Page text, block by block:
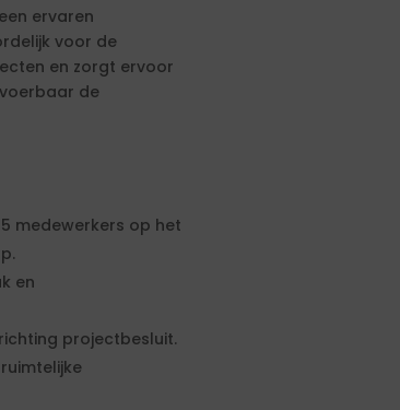
ervaren
voor de
en zorgt ervoor
de
medewerkers op het
en
projectbesluit.